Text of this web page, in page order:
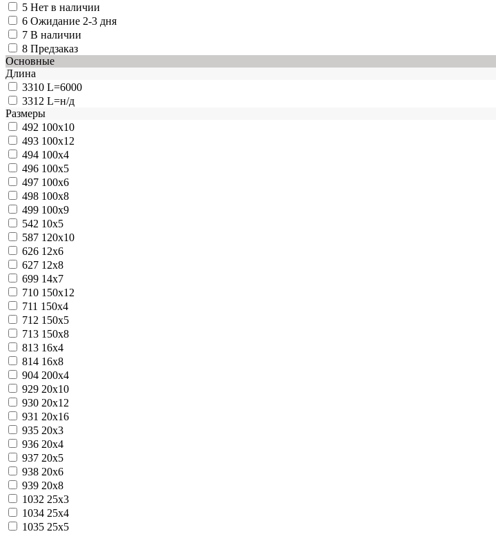
5 Нет в наличии
6 Ожидание 2-3 дня
7 В наличии
8 Предзаказ
Основные
Длина
3310 L=6000
3312 L=н/д
Размеры
492 100х10
493 100х12
494 100х4
496 100х5
497 100х6
498 100х8
499 100х9
542 10х5
587 120х10
626 12х6
627 12х8
699 14х7
710 150х12
711 150х4
712 150х5
713 150х8
813 16х4
814 16х8
904 200х4
929 20х10
930 20х12
931 20х16
935 20х3
936 20х4
937 20х5
938 20х6
939 20х8
1032 25х3
1034 25х4
1035 25х5